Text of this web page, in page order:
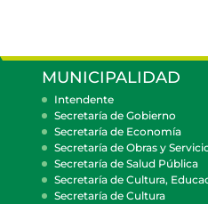
MUNICIPALIDAD
Intendente
Secretaría de Gobierno
Secretaría de Economía
Secretaría de Obras y
Secretaría de Salud Pública
Secretaría de Cultura,
Secretaría de Cultura